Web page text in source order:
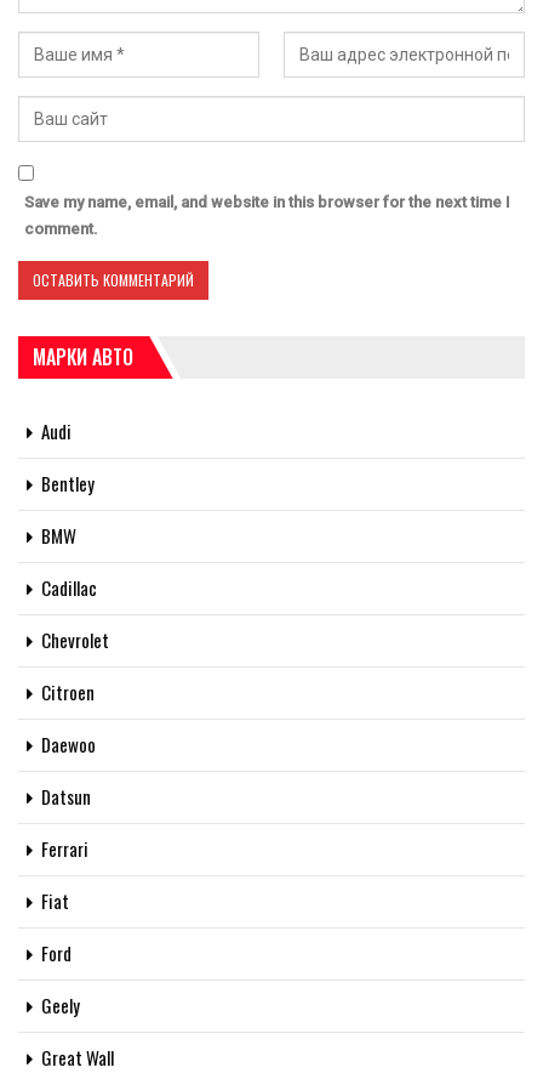
Save my name, email, and website in this browser for the next time I
comment.
МАРКИ АВТО
Audi
Bentley
BMW
Cadillac
Chevrolet
Citroen
Daewoo
Datsun
Ferrari
Fiat
Ford
Geely
Great Wall